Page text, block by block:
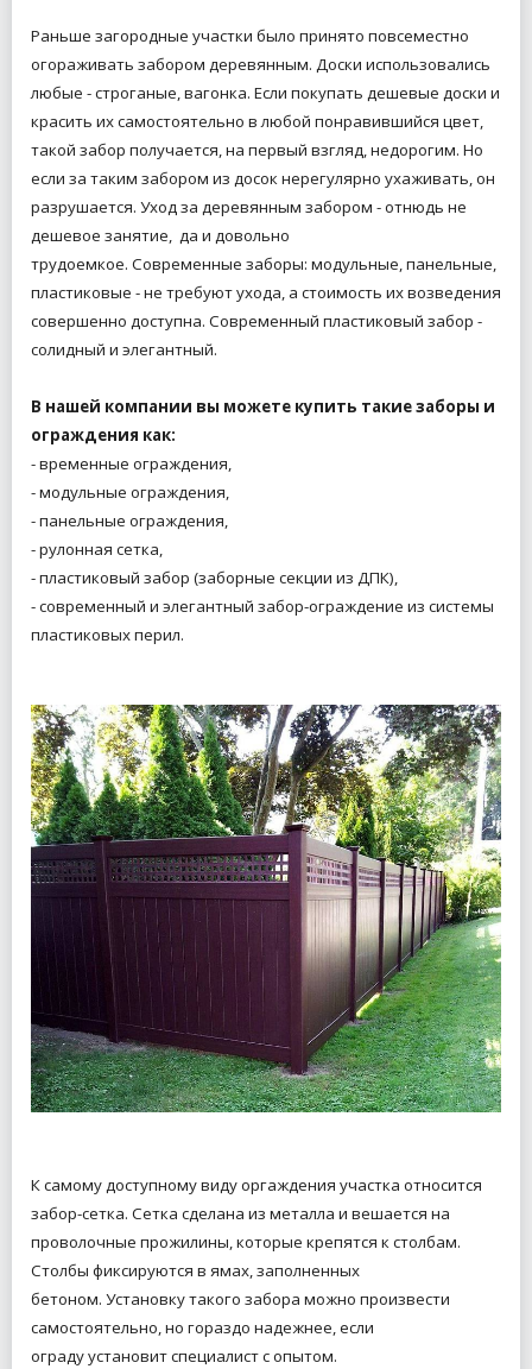
Раньше загородные участки было принято повсеместно
огораживать забором деревянным. Доски использовались
любые - строганые, вагонка. Если покупать дешевые доски и
красить их самостоятельно в любой понравившийся цвет,
такой забор получается, на первый взгляд, недорогим. Но
если за таким забором из досок нерегулярно ухаживать, он
разрушается. Уход за деревянным забором - отнюдь не
дешевое занятие, да и довольно
трудоемкое. Современные заборы: модульные, панельные,
пластиковые - не требуют ухода, а стоимость их возведения
совершенно доступна. Современный пластиковый забор -
солидный и элегантный.
В нашей компании вы можете купить такие заборы и
ограждения как:
- временные ограждения,
- модульные ограждения,
- панельные ограждения,
- рулонная сетка,
- пластиковый забор (заборные секции из ДПК),
- современный и элегантный забор-ограждение из системы
пластиковых перил.
К самому доступному виду оргаждения участка относится
забор-сетка. Сетка сделана из металла и вешается на
проволочные прожилины, которые крепятся к столбам.
Столбы фиксируются в ямах, заполненных
бетоном. Установку такого забора можно произвести
самостоятельно, но гораздо надежнее, если
ограду установит специалист с опытом.